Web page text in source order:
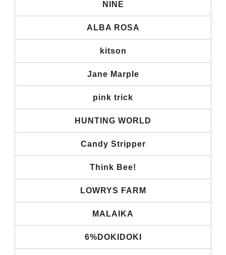
NINE
ALBA ROSA
kitson
Jane Marple
pink trick
HUNTING WORLD
Candy Stripper
Think Bee!
LOWRYS FARM
MALAIKA
6%DOKIDOKI